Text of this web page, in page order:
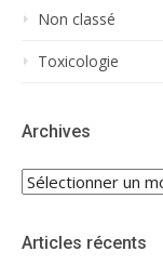
Non classé
Toxicologie
Archives
Archives
Articles récents